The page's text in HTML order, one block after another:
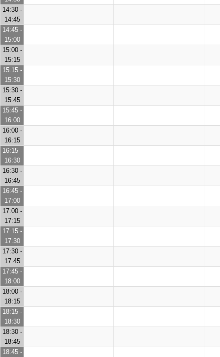
14:30 -
14:45
14:45 -
15:00
15:00 -
15:15
15:15 -
15:30
15:30 -
15:45
15:45 -
16:00
16:00 -
16:15
16:15 -
16:30
16:30 -
16:45
16:45 -
17:00
17:00 -
17:15
17:15 -
17:30
17:30 -
17:45
17:45 -
18:00
18:00 -
18:15
18:15 -
18:30
18:30 -
18:45
18:45 -